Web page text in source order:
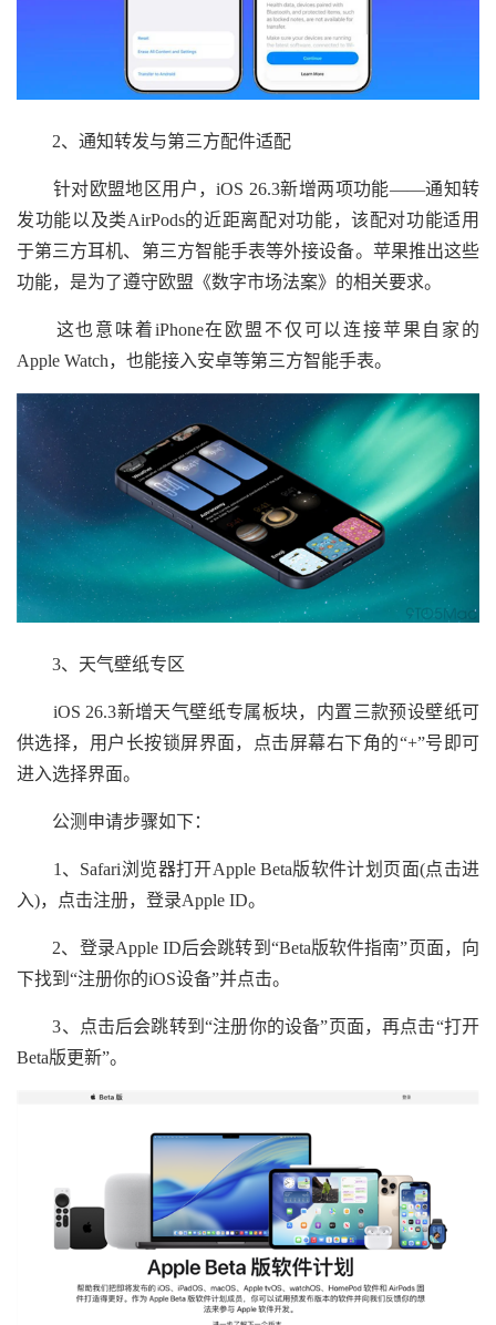
2、通知转发与第三方配件适配
针对欧盟地区用户，iOS 26.3新增两项功能——通知转
发功能以及类AirPods的近距离配对功能，该配对功能适用
于第三方耳机、第三方智能手表等外接设备。苹果推出这些
功能，是为了遵守欧盟《数字市场法案》的相关要求。
这也意味着iPhone在欧盟不仅可以连接苹果自家的
Apple Watch，也能接入安卓等第三方智能手表。
3、天气壁纸专区
iOS 26.3新增天气壁纸专属板块，内置三款预设壁纸可
供选择，用户长按锁屏界面，点击屏幕右下角的“+”号即可
进入选择界面。
公测申请步骤如下：
1、Safari浏览器打开Apple Beta版软件计划页面(点击进
入)，点击注册，登录Apple ID。
2、登录Apple ID后会跳转到“Beta版软件指南”页面，向
下找到“注册你的iOS设备”并点击。
3、点击后会跳转到“注册你的设备”页面，再点击“打开
Beta版更新”。